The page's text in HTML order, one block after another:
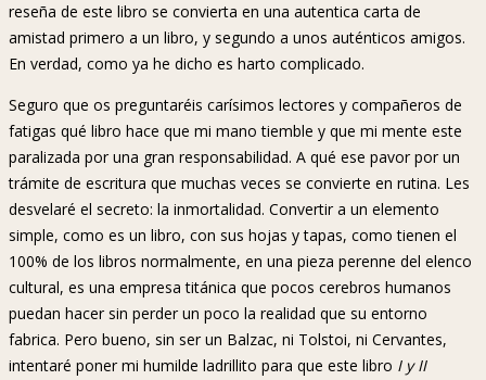
reseña de este libro se convierta en una autentica carta de
amistad primero a un libro, y segundo a unos auténticos amigos.
En verdad, como ya he dicho es harto complicado.
Seguro que os preguntaréis carísimos lectores y compañeros de
fatigas qué libro hace que mi mano tiemble y que mi mente este
paralizada por una gran responsabilidad. A qué ese pavor por un
trámite de escritura que muchas veces se convierte en rutina. Les
desvelaré el secreto: la inmortalidad. Convertir a un elemento
simple, como es un libro, con sus hojas y tapas, como tienen el
100% de los libros normalmente, en una pieza perenne del elenco
cultural, es una empresa titánica que pocos cerebros humanos
puedan hacer sin perder un poco la realidad que su entorno
fabrica. Pero bueno, sin ser un Balzac, ni Tolstoi, ni Cervantes,
intentaré poner mi humilde ladrillito para que este libro I y II